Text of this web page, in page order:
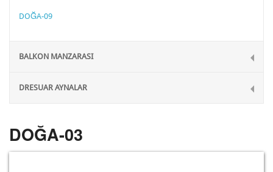
DOĞA-09
BALKON MANZARASI
DRESUAR AYNALAR
DOĞA-03